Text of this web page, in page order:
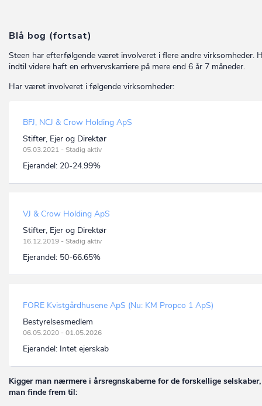
Blå bog (fortsat)
Steen har efterfølgende været involveret i flere andre virksomheder.
indtil videre haft en erhvervskarriere på mere end 6 år 7 måneder.
Har været involveret i følgende virksomheder:
BFJ, NCJ & Crow Holding ApS
Stifter, Ejer og Direktør
05.03.2021 - Stadig aktiv
Ejerandel: 20-24.99%
VJ & Crow Holding ApS
Stifter, Ejer og Direktør
16.12.2019 - Stadig aktiv
Ejerandel: 50-66.65%
FORE Kvistgårdhusene ApS (Nu: KM Propco 1 ApS)
Bestyrelsesmedlem
06.05.2020 - 01.05.2026
Ejerandel: Intet ejerskab
Kigger man nærmere i årsregnskaberne for de forskellige
man finde frem til: